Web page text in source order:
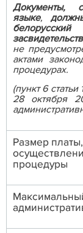
Документы,
языке,
не
актами
процедурах.
(пункт 6
28 октября
Размер
процедуры